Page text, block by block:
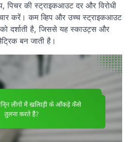
पिचर की स्ट्राइकआउट दर और विरोधी
करें। कम व्हिप और उच्च स्ट्राइकआउट
दर्शाती है, जिससे यह स्काउट्स और
बन जाती है।